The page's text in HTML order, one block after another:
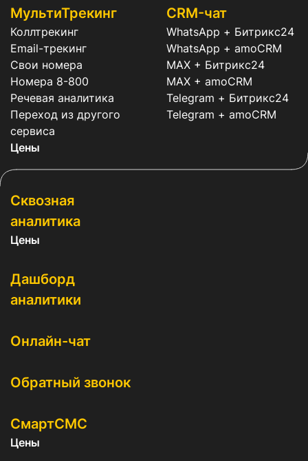
МультиТрекинг
Коллтрекинг
Email-трекинг
Свои номера
Номера 8-800
Речевая аналитика
Переход из другого
сервиса
Цены
CRM-чат
WhatsApp + Битрикс24
WhatsApp + amoCRM
MAX + Битрикс24
MAX + amoCRM
Telegram + Битрикс24
Telegram + amoCRM
Сквозная
аналитика
Цены
Дашборд
аналитики
Онлайн-чат
Обратный звонок
СмартСМС
Цены